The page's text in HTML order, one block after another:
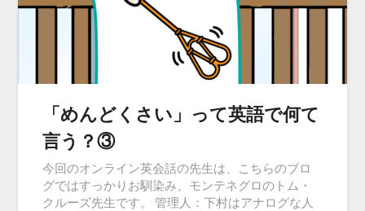
「めんどくさい」って英語で何て
言う？③
今回のオンライン英会話の先生は、こちらのブロ
グではすっかりお馴染み、モンテネグロのトム・
クルーズ先生です。 管理人：下村はアナログな人